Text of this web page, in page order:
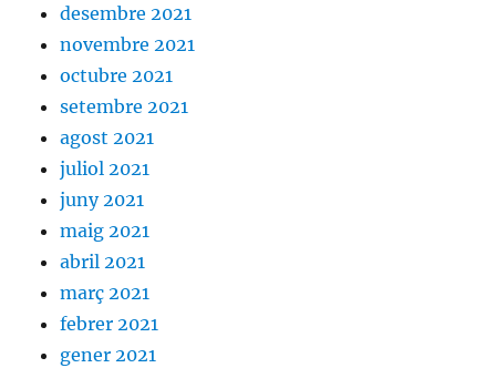
desembre 2021
novembre 2021
octubre 2021
setembre 2021
agost 2021
juliol 2021
juny 2021
maig 2021
abril 2021
març 2021
febrer 2021
gener 2021